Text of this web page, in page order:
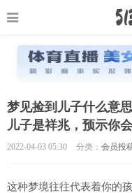
梦见捡到儿子什么意
儿子是祥兆，预示你
2022-04-03 05:30 分类： 会员投
这种梦境往往代表着你的